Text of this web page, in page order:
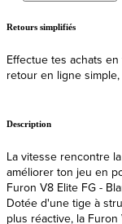
Livraison
Expédition et
La vitesse rencontre
Furon V8 Elite FG -
Dotée d'une tige à
plus réactive, la
niveaux. Les deux
sensations différentes